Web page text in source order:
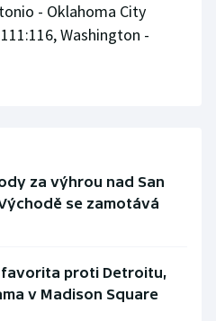
- Oklahoma City
Washington -
za výhrou nad San
se zamotává
proti Detroitu,
v Madison Square